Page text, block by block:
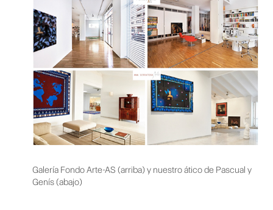
Galería Fondo Arte-AS (arriba) y nuestro ático de Pascual y
Genís (abajo)